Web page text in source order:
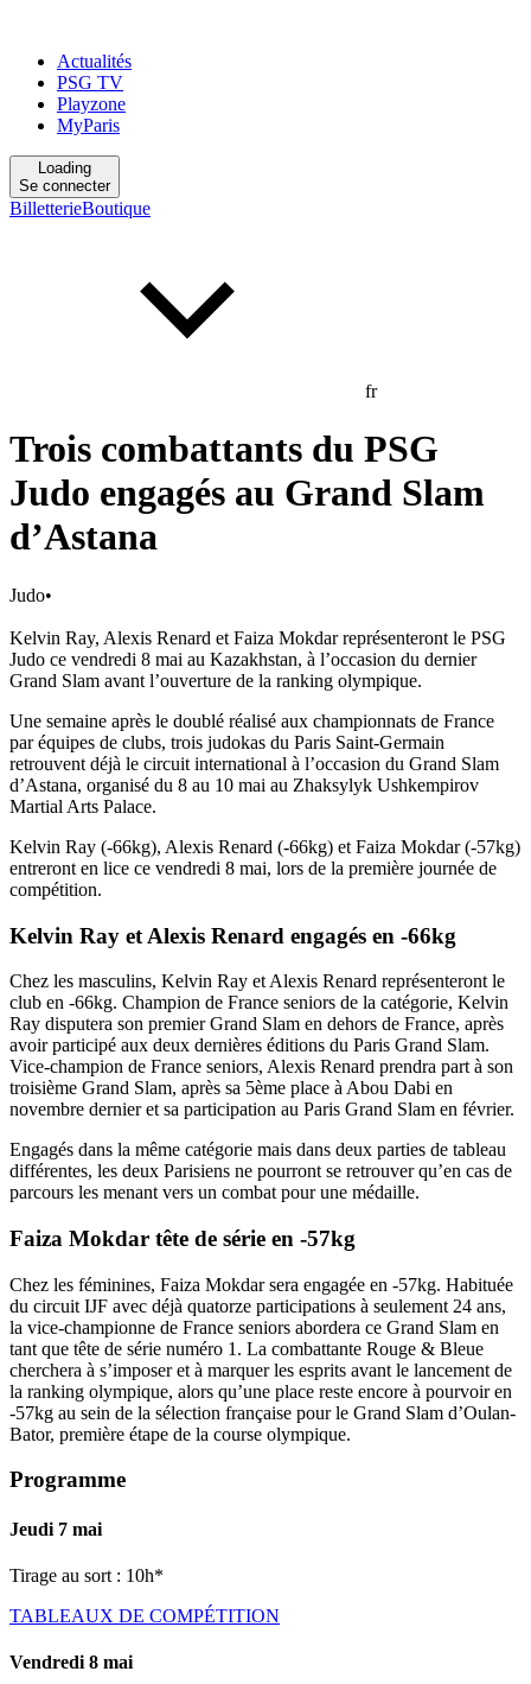
Actualités
PSG TV
Playzone
MyParis
Loading
Se connecter
BilletterieBoutique
fr
Trois combattants du PSG
Judo engagés au Grand Slam
d’Astana
Judo•
Kelvin Ray, Alexis Renard et Faiza Mokdar représenteront le PSG
Judo ce vendredi 8 mai au Kazakhstan, à l’occasion du dernier
Grand Slam avant l’ouverture de la ranking olympique.
Une semaine après le doublé réalisé aux championnats de France
par équipes de clubs, trois judokas du Paris Saint-Germain
retrouvent déjà le circuit international à l’occasion du Grand Slam
d’Astana, organisé du 8 au 10 mai au Zhaksylyk Ushkempirov
Martial Arts Palace.
Kelvin Ray (-66kg), Alexis Renard (-66kg) et Faiza Mokdar (-57kg)
entreront en lice ce vendredi 8 mai, lors de la première journée de
compétition.
Kelvin Ray et Alexis Renard engagés en -66kg
Chez les masculins, Kelvin Ray et Alexis Renard représenteront le
club en -66kg. Champion de France seniors de la catégorie, Kelvin
Ray disputera son premier Grand Slam en dehors de France, après
avoir participé aux deux dernières éditions du Paris Grand Slam.
Vice-champion de France seniors, Alexis Renard prendra part à son
troisième Grand Slam, après sa 5ème place à Abou Dabi en
novembre dernier et sa participation au Paris Grand Slam en février.
Engagés dans la même catégorie mais dans deux parties de tableau
différentes, les deux Parisiens ne pourront se retrouver qu’en cas de
parcours les menant vers un combat pour une médaille.
Faiza Mokdar tête de série en -57kg
Chez les féminines, Faiza Mokdar sera engagée en -57kg. Habituée
du circuit IJF avec déjà quatorze participations à seulement 24 ans,
la vice-championne de France seniors abordera ce Grand Slam en
tant que tête de série numéro 1. La combattante Rouge & Bleue
cherchera à s’imposer et à marquer les esprits avant le lancement de
la ranking olympique, alors qu’une place reste encore à pourvoir en
-57kg au sein de la sélection française pour le Grand Slam d’Oulan-
Bator, première étape de la course olympique.
Programme
Jeudi 7 mai
Tirage au sort : 10h*
TABLEAUX DE COMPÉTITION
Vendredi 8 mai